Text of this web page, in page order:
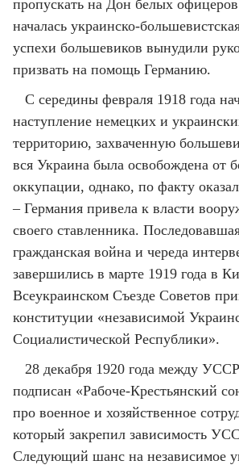
пропускать на Дон белых офицеров
началась украинско-
успехи большевиков вынудили
призвать на помощь Германию.
С середины февраля 1918 года
наступление немецких и
территорию, захваченную
вся Украина была освобождена от
оккупации, однако, по факту
– Германия привела к власти
своего ставленника.
гражданская война и череда
завершились в марте 1919 года в
Всеукраинском Съезде Советов
конституции «независимой
Социалистической Республики».
28 декабря 1920 года между
подписан «Рабоче-Крестьянский
про военное и хозяйственное
который закрепил зависимость
Следующий шанс на независимое